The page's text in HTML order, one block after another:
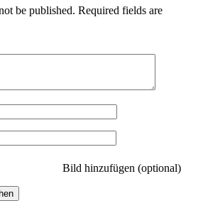
be published. Required fields are
Bild hinzufügen (optional)